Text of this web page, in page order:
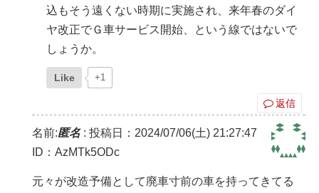
込もそう遠くない時期に実施され、来年春のダイ
ヤ改正でＧ車サービス開始、という線ではないで
しょうか。
Like +1
返信
名前:匿名: 投稿日：2024/07/06(土) 21:27:47
ID：AzMTk5ODc
元々が改造予備として廃車寸前の車を持ってきてる